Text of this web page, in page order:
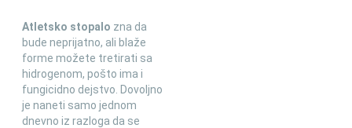
Atletsko stopalo zna da
bude neprijatno, ali blaže
forme možete tretirati sa
hidrogenom, pošto ima i
fungicidno dejstvo. Dovoljno
je naneti samo jednom
dnevno iz razloga da se